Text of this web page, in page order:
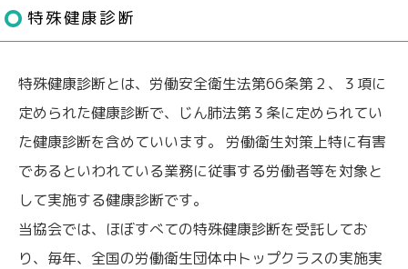
特殊健康診断
特殊健康診断とは、労働安全衛生法第66条第２、３項に
定められた健康診断で、じん肺法第３条に定められてい
た健康診断を含めていいます。 労働衛生対策上特に有害
であるといわれている業務に従事する労働者等を対象と
して実施する健康診断です。
当協会では、ほぼすべての特殊健康診断を受託してお
り、毎年、全国の労働衛生団体中トップクラスの実施実